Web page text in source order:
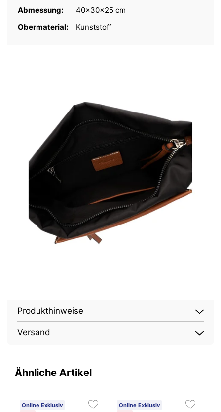
Abmessung:
40x30x25 cm
Obermaterial:
Kunststoff
Produkthinweise
Versand
Ähnliche Artikel
Online Exklusiv
Online Exklusiv